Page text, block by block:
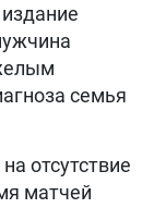
семья
отсутствие
матчей